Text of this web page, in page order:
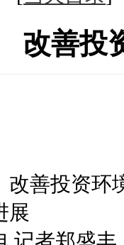
善投
善投资环
展